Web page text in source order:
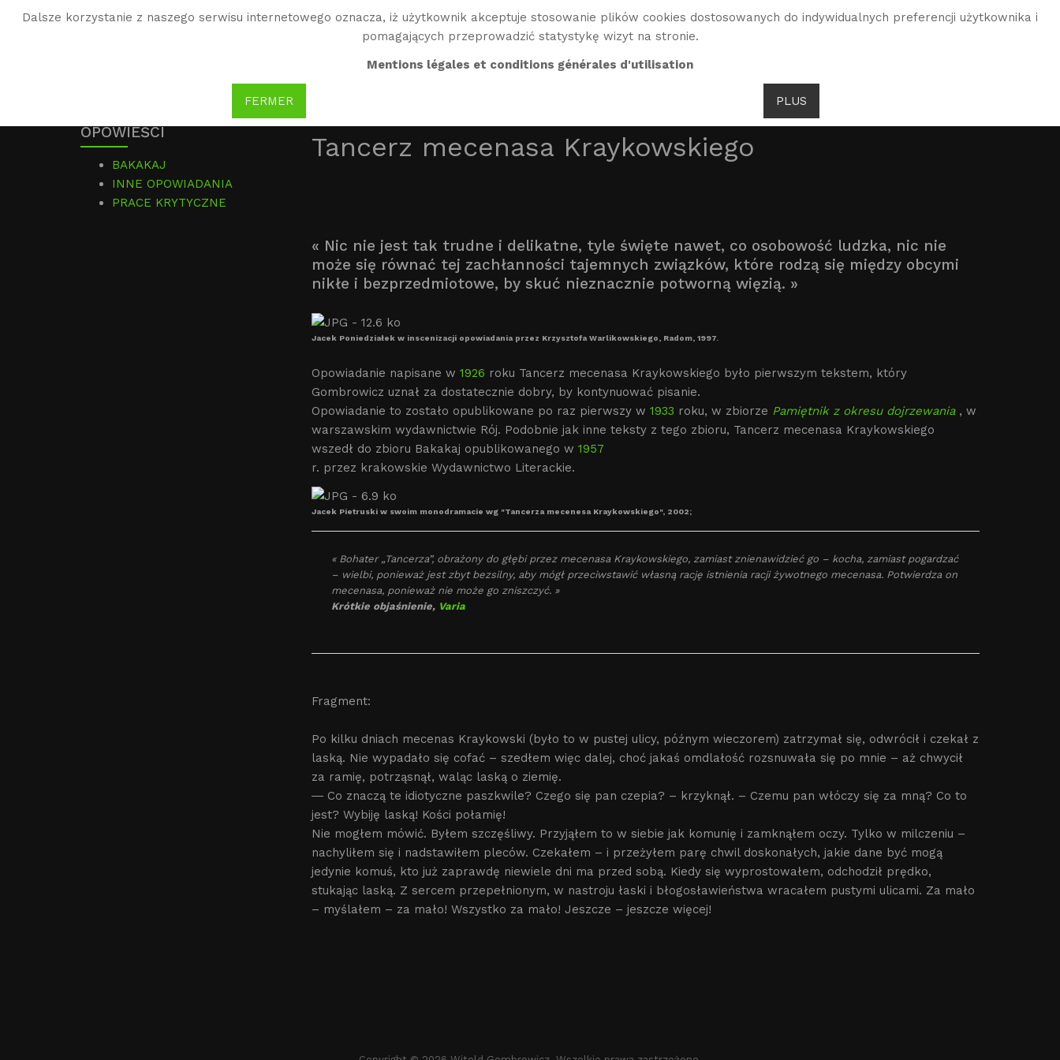
Dalsze korzystanie z naszego serwisu internetowego oznacza, iż użytkownik akceptuje stosowanie plików cookies dostosowanych do indywidualnych preferencji użytkownika i
pomagających przeprowadzić statystykę wizyt na stronie.
Mentions légales et conditions générales d'utilisation
FERMER PLUS
BIO
Tancerz mecenasa Kraykowskiego
« Nic nie jest tak trudne i delikatne, tyle święte nawet, co osobowość ludzka, nic nie
może się równać tej zachłanności tajemnych związków, które rodzą się między obcymi
nikłe i bezprzedmiotowe, by skuć nieznacznie potworną więzią. »
Jacek Poniedziałek w inscenizacji opowiadania przez Krzysztofa Warlikowskiego, Radom, 1997.
Opowiadanie napisane w 1926 roku Tancerz mecenasa Kraykowskiego było pierwszym tekstem, który
Gombrowicz uznał za dostatecznie dobry, by kontynuować pisanie.
Opowiadanie to zostało opublikowane po raz pierwszy w 1933 roku, w zbiorze Pamiętnik z okresu dojrzewania, w
warszawskim wydawnictwie Rój. Podobnie jak inne teksty z tego zbioru, Tancerz mecenasa Kraykowskiego
wszedł do zbioru Bakakaj opublikowanego w 1957
r. przez krakowskie Wydawnictwo Literackie.
Jacek Pietruski w swoim monodramacie wg "Tancerza mecenesa Kraykowskiego", 2002;
« Bohater „Tancerza”, obrażony do głębi przez mecenasa Kraykowskiego, zamiast znienawidzieć go – kocha, zamiast pogardzać
– wielbi, ponieważ jest zbyt bezsilny, aby mógł przeciwstawić własną rację istnienia racji żywotnego mecenasa. Potwierdza on
mecenasa, ponieważ nie może go zniszczyć. »
Krótkie objaśnienie, Varia
Fragment:
Po kilku dniach mecenas Kraykowski (było to w pustej ulicy, późnym wieczorem) zatrzymał się, odwrócił i czekał z
laską. Nie wypadało się cofać – szedłem więc dalej, choć jakaś omdlałość rozsnuwała się po mnie – aż chwycił
za ramię, potrząsnął, waląc laską o ziemię.
― Co znaczą te idiotyczne paszkwile? Czego się pan czepia? – krzyknął. – Czemu pan włóczy się za mną? Co to
jest? Wybiję laską! Kości połamię!
Nie mogłem mówić. Byłem szczęśliwy. Przyjąłem to w siebie jak komunię i zamknąłem oczy. Tylko w milczeniu –
nachyliłem się i nadstawiłem pleców. Czekałem – i przeżyłem parę chwil doskonałych, jakie dane być mogą
jedynie komuś, kto już zaprawdę niewiele dni ma przed sobą. Kiedy się wyprostowałem, odchodził prędko,
stukając laską. Z sercem przepełnionym, w nastroju łaski i błogosławieństwa wracałem pustymi ulicami. Za mało
– myślałem – za mało! Wszystko za mało! Jeszcze – jeszcze więcej!
OPOWIEŚCI
BAKAKAJ
INNE OPOWIADANIA
PRACE KRYTYCZNE